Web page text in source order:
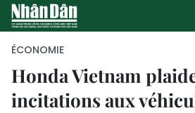
PAGE
ÉCONOMIE
Honda Vietnam
incitations aux